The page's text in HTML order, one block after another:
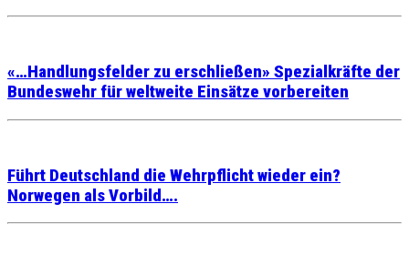
«…Handlungsfelder zu erschließen» Spezialkräfte der
Bundeswehr für weltweite Einsätze vorbereiten
Führt Deutschland die Wehrpflicht wieder ein?
Norwegen als Vorbild….